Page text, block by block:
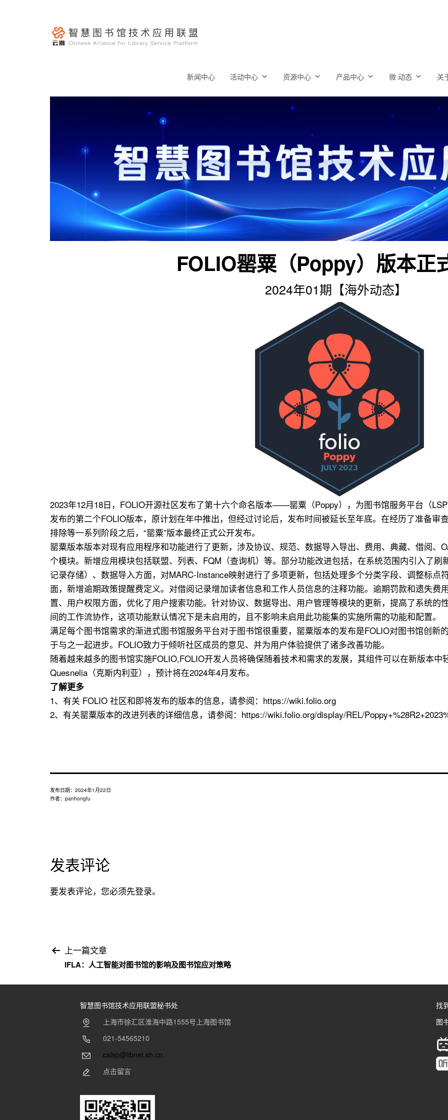
图
技
用
联
新闻中心 活动中心 资源中心 产品中心 微·动态 关
FOLIO罂粟（Poppy）版本正
2024年01期【海外动态】
2023年12月18日，FOLIO开源社区发布了第十六个命名版本——罂粟（Poppy），为图书馆服务平台（
发布的第二个FOLIO版本，原计划在年中推出，但经过讨论后，发布时间被延长至年底。在经历了准备审
排除等一系列阶段之后，“罂粟”版本最终正式公开发布。
罂粟版本版本对现有应用程序和功能进行了更新，涉及协议、规范、数据导入导出、费用、典藏、借阅、
个模块。新增应用模块包括联盟、列表、FQM（查询机）等。部分功能改进包括，在系统范围内引入了
记录存储）、数据导入方面，对MARC-Instance映射进行了多项更新，包括处理多个分类字段、调整标点
面，新增逾期政策提醒费定义。对借阅记录增加读者信息和工作人员信息的注释功能。逾期罚款和遗失费
置、用户权限方面，优化了用户搜索功能。针对协议、数据导出、用户管理等模块的更新，提高了系统的
间的工作流协作，这项功能默认情况下是未启用的，且不影响未启用此功能集的实施所需的功能和配置。
满足每个图书馆需求的渐进式图书馆服务平台对于图书馆很重要，罂粟版本的发布是FOLIO对图书馆创新
于与之一起进步。FOLIO致力于倾听社区成员的意见、并为用户体验提供了诸多改善功能。
随着越来越多的图书馆实施FOLIO,FOLIO开发人员将确保随着技术和需求的发展，其组件可以在新版本
Quesnelia（克斯内利亚），预计将在2024年4月发布。
了解更多
1、有关 FOLIO 社区和即将发布的版本的信息，请参阅：https://wiki.folio.org
2、有关罂粟版本的改进列表的详细信息，请参阅：https://wiki.folio.org/display/REL/
发布日期： 2024年1月22日
作者： panhongfu
发表评论
要发表评论，您必须先登录。
文
导
上一篇文章
IFLA：人工智能对图书馆的影响及图书馆应对策略
智慧图书馆技术应用联盟秘书处
上海市徐汇区淮海中路1555号上海图书馆
021-54565210
calsp@libnet.sh.cn
点击留言
找
图